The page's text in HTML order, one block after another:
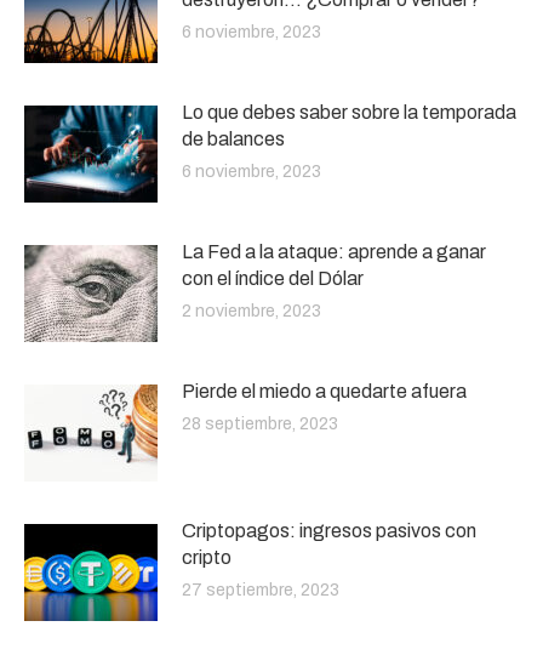
6 noviembre, 2023
Lo que debes saber sobre la temporada
de balances
6 noviembre, 2023
La Fed a la ataque: aprende a ganar
con el índice del Dólar
2 noviembre, 2023
Pierde el miedo a quedarte afuera
28 septiembre, 2023
Criptopagos: ingresos pasivos con
cripto
27 septiembre, 2023